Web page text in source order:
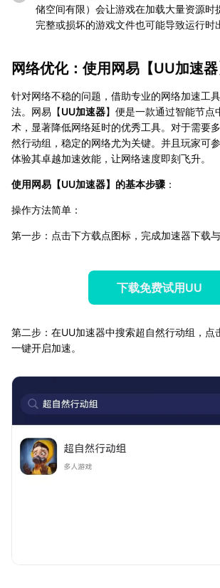
储空间有限）会让游戏在加载大量资源时
完整或损坏的游戏文件也可能导致运行时
网络优化：使用网易【UU加速器
针对网络不稳的问题，借助专业的网络加速工
法。网易【UU加速器】便是一款通过智能节点
术，显著降低网络延时的优秀工具。对于需要
然行动组，稳定的网络尤为关键。并且玩家可
体验其卓越加速效能，让网络速度即刻飞升。
使用网易【UU加速器】的基本步骤 ：
操作方法简单：
第一步：点击下方载点图标，完成加速器下载与
下载免费试用UU
第二步：在UU加速器中搜索超自然行动组，点
一键开启加速。